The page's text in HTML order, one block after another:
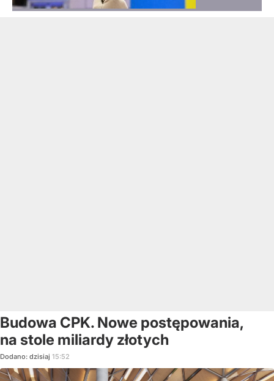
Budowa CPK. Nowe postępowania,
na stole miliardy złotych
Dodano: dzisiaj 15:52